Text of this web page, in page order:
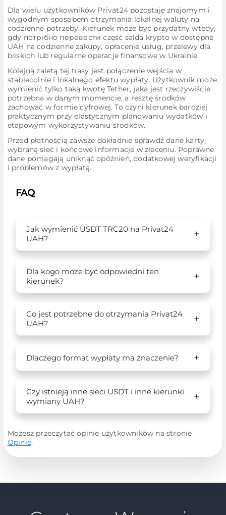
Dla wielu użytkowników Privat24 pozostaje znajomym i
wygodnym sposobem otrzymania lokalnej waluty na
codzienne potrzeby. Kierunek może być przydatny wtedy,
gdy потрібно перевести część salda krypto w dostępne
UAH na codzienne zakupy, opłacenie usług, przelewy dla
bliskich lub regularne operacje finansowe w Ukrainie.
Kolejną zaletą tej trasy jest połączenie wejścia w
stablecoinie i lokalnego efektu wypłaty. Użytkownik może
wymienić tylko taką kwotę Tether, jaka jest rzeczywiście
potrzebna w danym momencie, a resztę środków
zachować w formie cyfrowej. To czyni kierunek bardziej
praktycznym przy elastycznym planowaniu wydatków i
etapowym wykorzystywaniu środków.
Przed płatnością zawsze dokładnie sprawdź dane karty,
wybraną sieć i końcowe informacje w zleceniu. Poprawne
dane pomagają uniknąć opóźnień, dodatkowej weryfikacji
i problemów z wypłatą.
FAQ
Jak wymienić USDT TRC20 na Privat24
UAH?
Dla kogo może być odpowiedni ten
kierunek?
Co jest potrzebne do otrzymania Privat24
UAH?
Dlaczego format wypłaty ma znaczenie?
Czy istnieją inne sieci USDT i inne kierunki
wymiany UAH?
Możesz przeczytać opinie użytkowników na stronie
Opinie.